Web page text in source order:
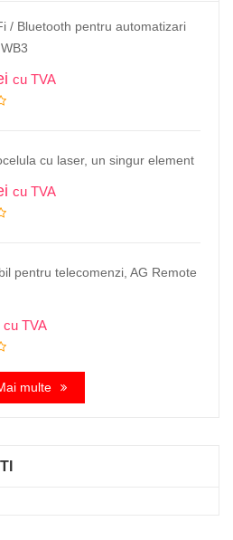
/ Bluetooth pentru automatizari
cu TVA
cu laser, un singur element
cu TVA
pentru telecomenzi, AG Remote
cu TVA
multe